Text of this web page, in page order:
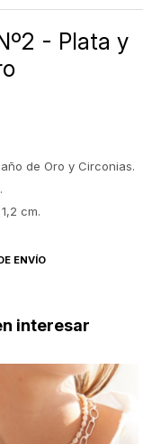
- Plata y
de Oro y Circonias.
cm.
ENVÍO
interesar